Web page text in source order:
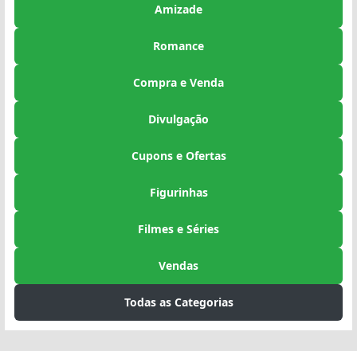
Amizade
Romance
Compra e Venda
Divulgação
Cupons e Ofertas
Figurinhas
Filmes e Séries
Vendas
Todas as Categorias